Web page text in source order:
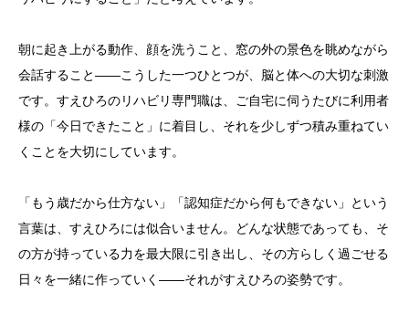
朝に起き上がる動作、顔を洗うこと、窓の外の景色を眺めながら
会話すること——こうした一つひとつが、脳と体への大切な刺激
です。すえひろのリハビリ専門職は、ご自宅に伺うたびに利用者
様の「今日できたこと」に着目し、それを少しずつ積み重ねてい
くことを大切にしています。
「もう歳だから仕方ない」「認知症だから何もできない」という
言葉は、すえひろには似合いません。どんな状態であっても、そ
の方が持っている力を最大限に引き出し、その方らしく過ごせる
日々を一緒に作っていく——それがすえひろの姿勢です。